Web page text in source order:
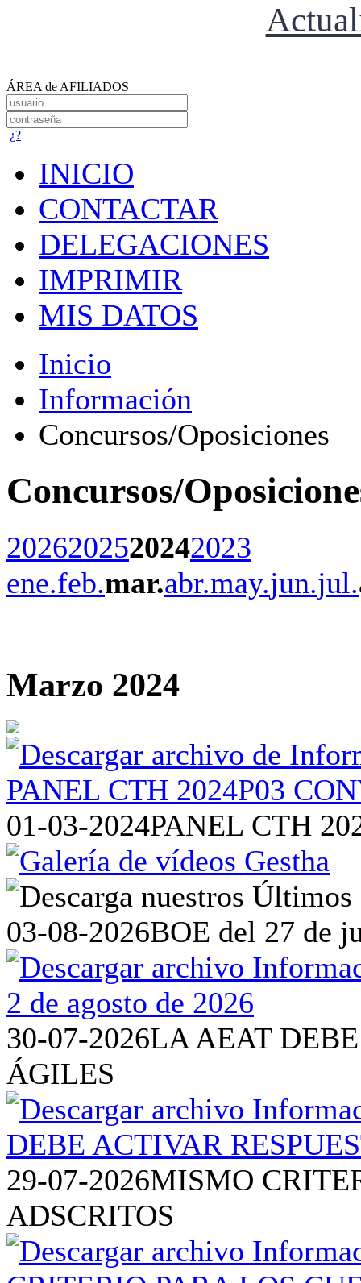
ÁREA de AFILIADOS
¿?
INICIO
CONTACTAR
DELEGACIONES
IMPRIMIR
MIS DATOS
Inicio
Información
Concursos/Oposiciones
Concursos/
2026202520242023
ene.feb.mar.abr.may.jun.jul.
Marzo 2024
01-03-2024PANEL CTH
03-08-2026BOE del 27 de
30-07-2026LA AEAT
ÁGILES
29-07-2026MISMO
ADSCRITOS